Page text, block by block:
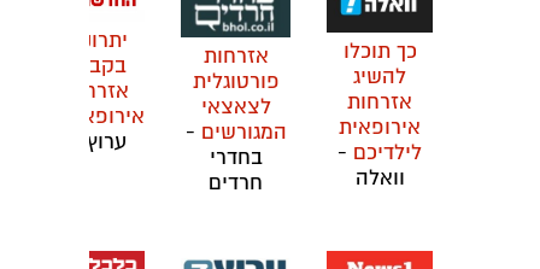
כך תוכלו
להשיג
אזרחות
אירופאית
לילדיכם -
וואלה
אזרחות
פורטוגלית
לצאצאי
המגורשים -
בחדרי
חרדים
יתרונות
בקבלת
אזרחות
אירופאית
ערוץ 13